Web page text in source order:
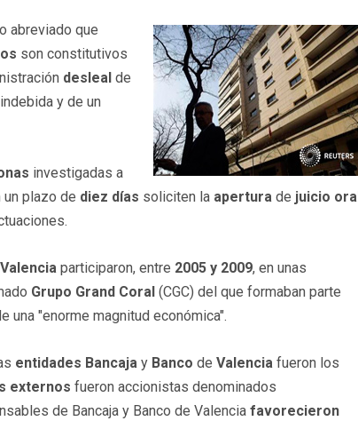
abreviado que
son constitutivos
desleal de
y de un
investigadas a
un plazo de diez días soliciten la apertura de juicio oral
participaron, entre 2005 y 2009, en unas
Grupo Grand Coral (CGC) del que formaban parte
una "enorme magnitud económica".
entidades Bancaja y Banco de Valencia fueron los
externos fueron accionistas denominados
de Bancaja y Banco de Valencia favorecieron